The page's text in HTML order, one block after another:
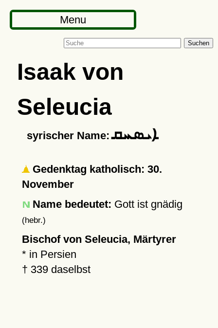
Menu
Suchen
Isaak von
Seleucia
syrischer Name:ܐܝܣܚܩ
Gedenktag katholisch: 30.
November
Name bedeutet: Gott ist gnädig
(hebr.)
Bischof von Seleucia, Märtyrer
* in Persien
† 339daselbst